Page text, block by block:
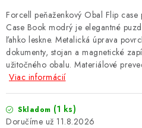
PRÍSLUŠENSTVO K
BATÉRIE VARTA
MULTIMÉDIÁ
KAMERY
Forcell peňaženkový Obal Flip
Case Book modrý je elegantné
ľahko leskne. Metalická úprava
dokumenty, stojan a magnetické
užitočného obalu. Materiálové
Viac informácií
Skladom (1 ks)
11.8.2026